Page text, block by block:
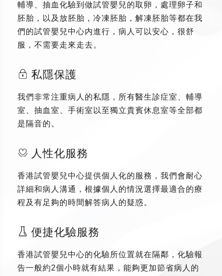
輔導、抽血化驗到做試管嬰兒的取卵，處理卵子和
胚胎，以及放胚胎，冷凍胚胎，解凍胚胎等都在我
們的試管嬰兒中心内進行，病人可以安心，很舒
服，不需要走來走去。
私隱保護
我們非常注重病人的私隱，所有醫生診症室、輔導
室、抽血室、手術室以至獨立貴賓休息室等全部都
是隔音的。
人性化服務
香港試管嬰兒中心提供個人化的服務，我們會耐心
詳細和病人溝通，根據個人的情況選擇最適合的療
程及有足夠的時間解答病人的疑惑。
便捷化驗服務
香港試管嬰兒中心的化驗所位置就在隔鄰，化驗報
告一般約2個小時就有結果，能夠更加節省病人的